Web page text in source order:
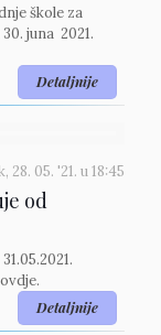
škole za
juna 2021.
Detaljnije
28. 05. '21. u18:45
od
Detaljnije